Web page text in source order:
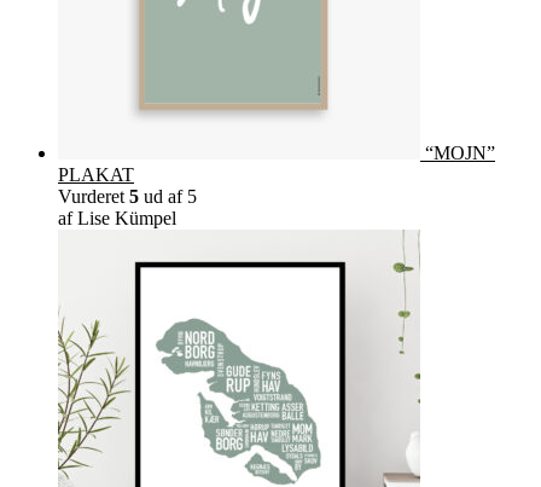
“MOJN”
PLAKAT
Vurderet 5 ud af 5
af Lise Kümpel